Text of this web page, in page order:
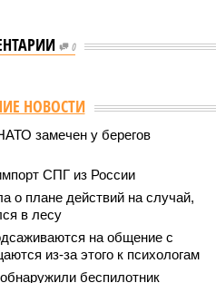
0
станциях от уже сданного
Л» продолжают ждать от
достройки
сданного «Сказочного
Л» продолжают ждать от
реальной достройки
для дольщиков